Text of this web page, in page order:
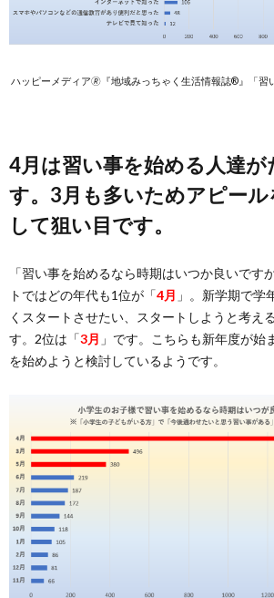
ハッピーメディア🄬『地域みっちゃく生活情報誌®』「習
4月は習い事を始める人達が
す。3月も多いためアピール
して狙い目です。
「習い事を始めるなら時期はいつか良いです
トではどの年代も1位が「4月 」。新学期で学
くスタートさせたい、スタートしようと考え
す。2位は「3月 」です。こちらも新年度が始
を始めようと検討しているようです。